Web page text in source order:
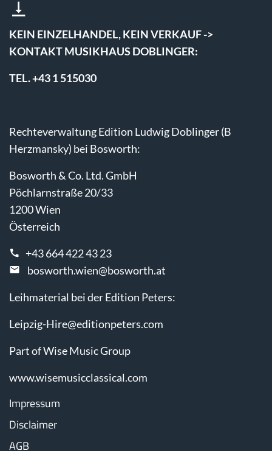
KEIN EINZELHANDEL, KEIN VERKAUF ->
KONTAKT MUSIKHAUS DOBLINGER:
TEL. +43 1 515030
Rechteverwaltung Edition Ludwig Doblinger (B
Herzmansky) bei Bosworth:
Bosworth & Co. Ltd. GmbH
Pöchlarnstraße 20/33
1200 Wien
Österreich
+43 664 422 43 23
bosworth.wien@bosworth.at
Leihmaterial bei der Edition Peters:
Leipzig-Hire@editionpeters.com
Part of Wise Music Group
www.wisemusicclassical.com
Impressum
Disclaimer
AGB